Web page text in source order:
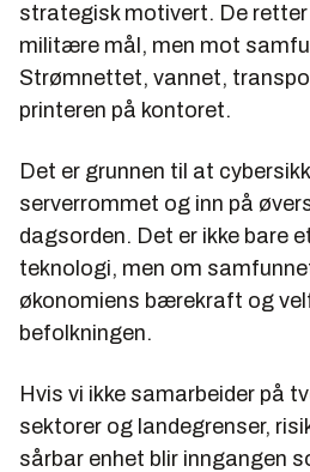
strategisk motivert. De retter
militære mål, men mot
Strømnettet, vannet,
printeren på kontoret.
Det er grunnen til at
serverrommet og inn på
dagsorden. Det er ikke bare
teknologi, men om
økonomiens bærekraft og
befolkningen.
Hvis vi ikke samarbeider på
sektorer og landegrenser,
sårbar enhet blir inngangen